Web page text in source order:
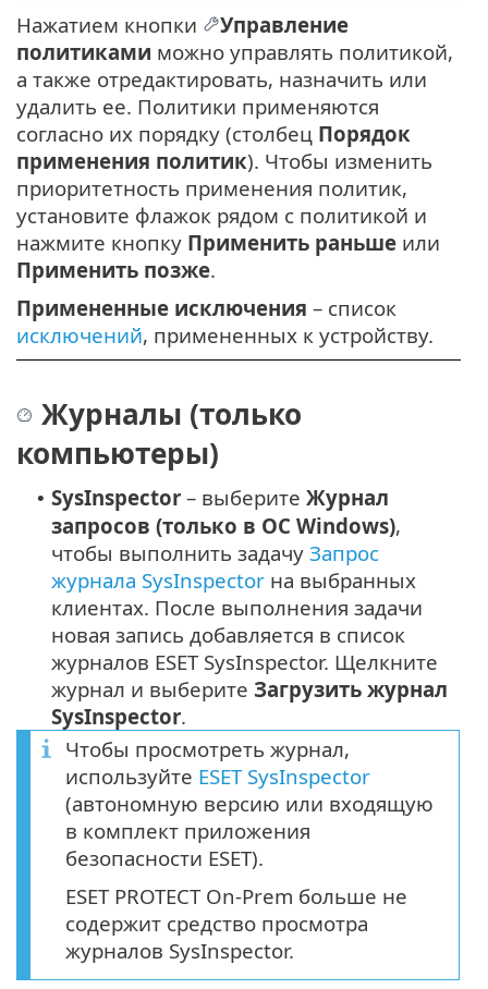
Нажатием кнопки
Управление
политиками можно управлять политикой,
а также отредактировать, назначить или
удалить ее. Политики применяются
согласно их порядку (столбец Порядок
применения политик). Чтобы изменить
приоритетность применения политик,
установите флажок рядом с политикой и
нажмите кнопку Применить раньше или
Применить позже.
Примененные исключения – список
исключений, примененных к устройству.
Журналы (только
компьютеры)
• SysInspector – выберите Журнал
запросов (только в ОС Windows),
чтобы выполнить задачу Запрос
журнала SysInspector на выбранных
клиентах. После выполнения задачи
новая запись добавляется в список
журналов ESET SysInspector. Щелкните
журнал и выберите Загрузить журнал
SysInspector.
Чтобы просмотреть журнал,
используйте ESET SysInspector
(автономную версию или входящую
в комплект приложения
безопасности ESET).
ESET PROTECT On-Prem больше не
содержит средство просмотра
журналов SysInspector.